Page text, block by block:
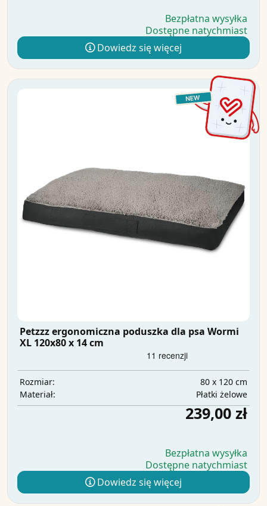
Bezpłatna wysyłka
Dostępne natychmiast
Dowiedz się więcej
Petzzz ergonomiczna poduszka dla psa Wormi
XL 120x80 x 14 cm
Rozmiar:
80 x 120 cm
Materiał:
Płatki żelowe
239,00 zł
Bezpłatna wysyłka
Dostępne natychmiast
Dowiedz się więcej